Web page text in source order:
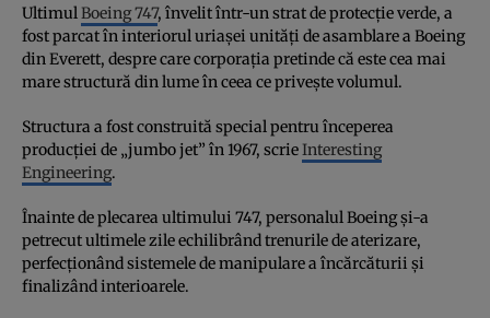
UltimulBoeing 747, învelit într-un strat de protecție verde, a
fost parcat în interiorul uriașei unități de asamblare a Boeing
din Everett, despre care corporația pretinde că este cea mai
mare structură din lume în ceea ce privește volumul.
Structura a fost construită special pentru începerea
producției de „jumbo jet” în 1967, scrieInteresting
Engineering.
Înainte de plecarea ultimului 747, personalul Boeing și-a
petrecut ultimele zile echilibrând trenurile de aterizare,
perfecționând sistemele de manipulare a încărcăturii și
finalizând interioarele.